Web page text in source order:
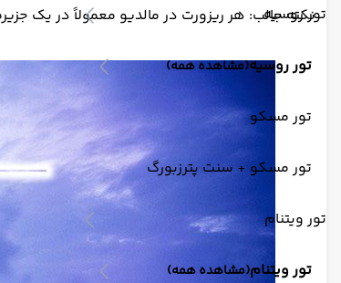
تور روسیه
تور روسیه(مشاهده همه)
تور مسکو
تور مسکو + سنت پترزبورگ
تور ویتنام
تور ویتنام(مشاهده همه)
نکته جالب: هر ریزورت در مالدیو معمولاً در یک